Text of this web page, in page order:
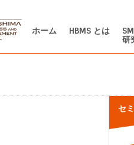
ホーム HBMS とは
研
セ